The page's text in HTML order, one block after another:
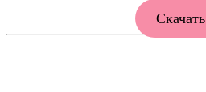
Скачать